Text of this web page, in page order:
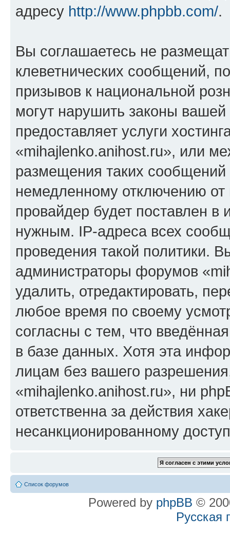
адресу http://www.phpbb.com/.
Вы соглашаетесь не
клеветнических сообщений,
призывов к национальной
могут нарушить законы
предоставляет услуги
«mihajlenko.anihost.ru», или
размещения таких
немедленному отключению
провайдер будет поставлен в
нужным. IP-адреса всех
проведения такой политики.
администраторы форумов
удалить, отредактировать,
любое время по своему
согласны с тем, что
в базе данных. Хотя эта
лицам без вашего
«mihajlenko.anihost.ru», ни
ответственна за действия
несанкционированному
Список форумов
Powered by phpBB ©
Русская